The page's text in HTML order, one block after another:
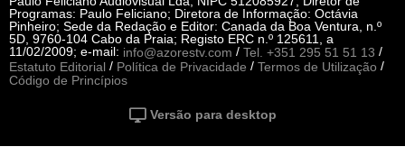
Programas: Paulo Feliciano; Diretora de Informação: Octávia
Pinheiro; Sede da Redação e Editor: Canada da Boa Ventura, n.º
5D, 9760-104 Cabo da Praia; Registo ERC n.º 125611, a
11/02/2009; e-mail: info@azorestv.com / Tel. +351 295 51 51 13 /
Estatuto Editorial / Política de Privacidade / Termos de Utilização /
Código de Princípios
Versão para desktop